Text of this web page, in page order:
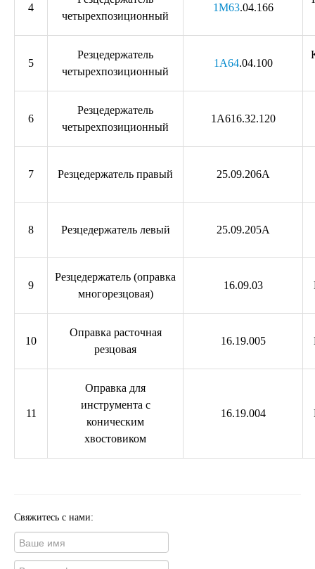
4
четырехпозиционный
1М63.04.166
5
Резцедержатель
четырехпозиционный
1А64.04.100
6
Резцедержатель
четырехпозиционный
1А616.32.120
7 Резцедержатель правый 25.09.206А
8 Резцедержатель левый 25.09.205А
9
Резцедержатель (оправка
многорезцовая)
16.09.03
10
Оправка расточная
резцовая
16.19.005
11
Оправка для
инструмента с
коническим
хвостовиком
16.19.004
Свяжитесь с нами: